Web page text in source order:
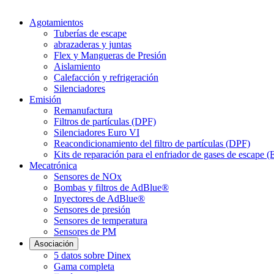
Agotamientos
Tuberías de escape
abrazaderas y juntas
Flex y Mangueras de Presión
Aislamiento
Calefacción y refrigeración
Silenciadores
Emisión
Remanufactura
Filtros de partículas (DPF)
Silenciadores Euro VI
Reacondicionamiento del filtro de partículas (DPF)
Kits de reparación para el enfriador de gases de escape
Mecatrónica
Sensores de NOx
Bombas y filtros de AdBlue®
Inyectores de AdBlue®
Sensores de presión
Sensores de temperatura
Sensores de PM
Asociación
5 datos sobre Dinex
Gama completa